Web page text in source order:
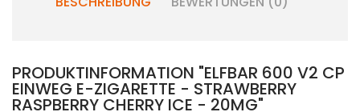
PRODUKTINFORMATION "ELFBAR 600 V2 CP
EINWEG E-ZIGARETTE - STRAWBERRY
RASPBERRY CHERRY ICE - 20MG"